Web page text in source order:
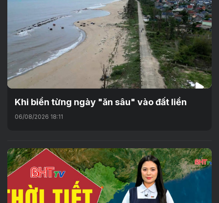
Khi biển từng ngày "ăn sâu" vào đất liền
06/08/2026 18:11